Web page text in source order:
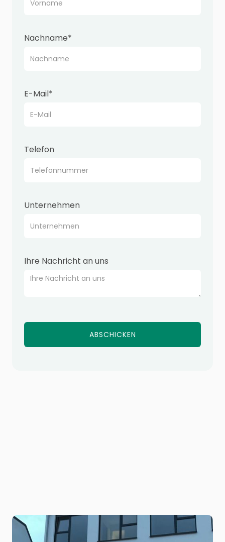
Nachname*
E-Mail*
Telefon
Unternehmen
Ihre Nachricht an uns